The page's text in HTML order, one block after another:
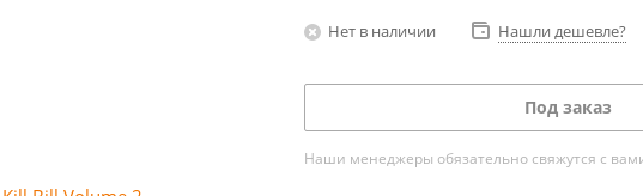
Нет в наличии Нашли дешевле?
Под заказ
Наши менеджеры обязательно свяжутся с